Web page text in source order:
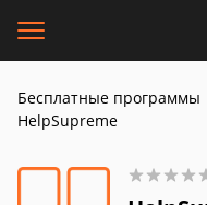
Бесплатные программы
HelpSupreme